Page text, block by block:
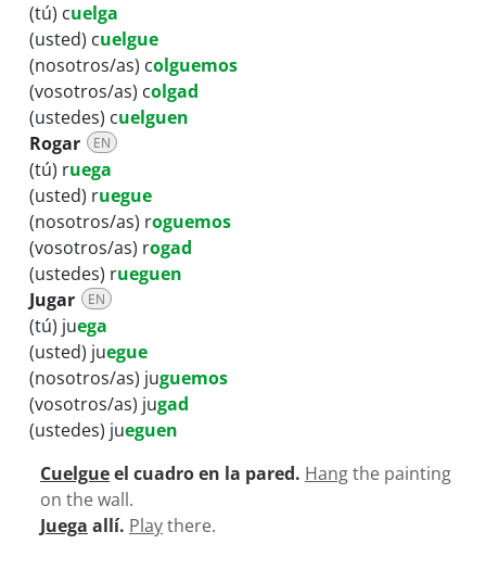
(tú) cuelga
(usted) cuelgue
(nosotros/as) colguemos
(vosotros/as) colgad
(ustedes) cuelguen
Rogar
EN
(tú) ruega
(usted) ruegue
(nosotros/as) roguemos
(vosotros/as) rogad
(ustedes) rueguen
Jugar
EN
(tú) juega
(usted) juegue
(nosotros/as) juguemos
(vosotros/as) jugad
(ustedes) jueguen
Cuelgueel cuadro en la pared. Hangthe painting
on the wall.
Juega allí. Playthere.